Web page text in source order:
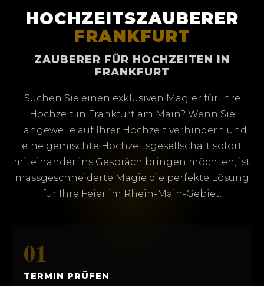
HOCHZEITSZAUBERER
FRANKFURT
ZAUBERER FÜR HOCHZEITEN IN
FRANKFURT
Suchen Sie einen exklusiven Magier für Ihre
Hochzeit in Frankfurt am Main? Wenn Sie
Langeweile auf Ihrer Hochzeit verhindern und
eine gemischte Hochzeitsgesellschaft sofort
miteinander ins Gespräch bringen möchten, ist
massgeschneiderte Magie die perfekte Lösung
für Ihre Feier im Rhein-Main-Gebiet.
01
TERMIN PRÜFEN